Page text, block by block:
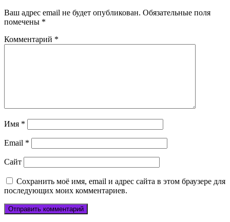
Ваш адрес email не будет опубликован. Обязательные поля
помечены *
Комментарий *
Имя *
Email *
Сайт
Сохранить моё имя, email и адрес сайта в этом браузере для
последующих моих комментариев.